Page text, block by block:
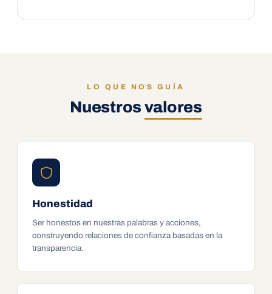
LO QUE NOS GUÍA
Nuestros valores
Honestidad
Ser honestos en nuestras palabras y acciones,
construyendo relaciones de confianza basadas en la
transparencia.